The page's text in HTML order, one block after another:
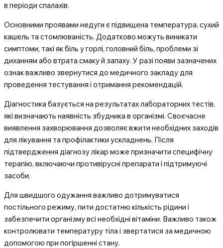
в періоди спалахів.
Основними проявами недуги є підвищена температура, сухий
кашель та стомлюваність. Додатково можуть виникати
симптоми, такі як біль у горлі, головний біль, проблеми зі
диханням або втрата смаку й запаху. У разі появи зазначених
ознак важливо звернутися до медичного закладу для
проведення тестування і отримання рекомендацій.
Діагностика базується на результатах лабораторних тестів,
які визначають наявність збудника в організмі. Своєчасне
виявлення захворювання дозволяє вжити необхідних заходів
для лікування та профілактики ускладнень. Після
підтвердження діагнозу лікар може призначити специфічну
терапію, включаючи противірусні препарати і підтримуючі
засоби.
Для швидшого одужання важливо дотримуватися
постільного режиму, пити достатню кількість рідини і
забезпечити організму всі необхідні вітаміни. Важливо також
контролювати температуру тіла і звертатися за медичною
допомогою при погіршенні стану.